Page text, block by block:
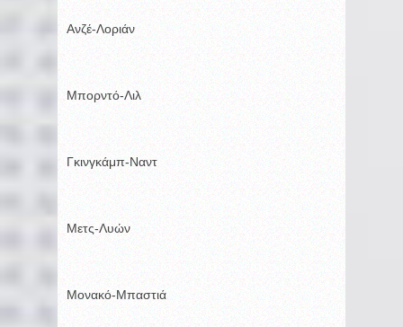
Ανζέ-Λοριάν
Μπορντό-Λιλ
Γκινγκάμπ-Ναντ
Μετς-Λυών
Μονακό-Μπαστιά